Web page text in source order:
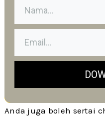
Anda juga boleh sertai